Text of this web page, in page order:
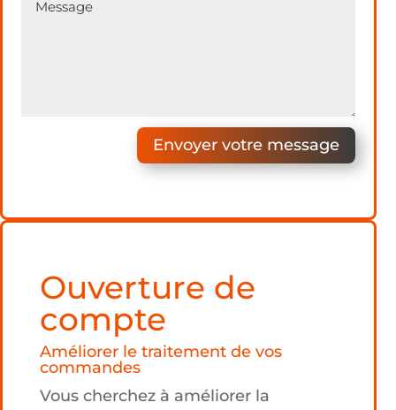
Envoyer votre message
Ouverture de
compte
Améliorer le traitement de vos
commandes
Vous cherchez à améliorer la